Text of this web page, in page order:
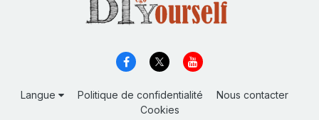
Langue Politique de confidentialité
Nous contacter
Cookies